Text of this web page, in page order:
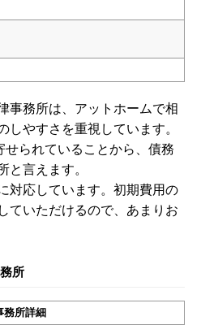
事務所は、アットホームで相
しやすさを重視しています。
られていることから、債務
と言えます。
対応しています。初期費用の
ていただけるので、あまりお
所
務所詳細